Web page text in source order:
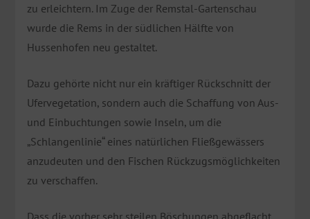
zu erleichtern. Im Zuge der Remstal-Gartenschau
wurde die Rems in der südlichen Hälfte von
Hussenhofen neu gestaltet.
Dazu gehörte nicht nur ein kräftiger Rückschnitt der
Ufervegetation, sondern auch die Schaffung von Aus-
und Einbuchtungen sowie Inseln, um die
„Schlangenlinie“ eines natürlichen Fließgewässers
anzudeuten und den Fischen Rückzugsmöglichkeiten
zu verschaffen.
Dass die vorher sehr steilen Böschungen abgeflacht